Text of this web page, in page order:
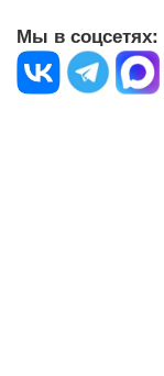
Мы в соцсетях: